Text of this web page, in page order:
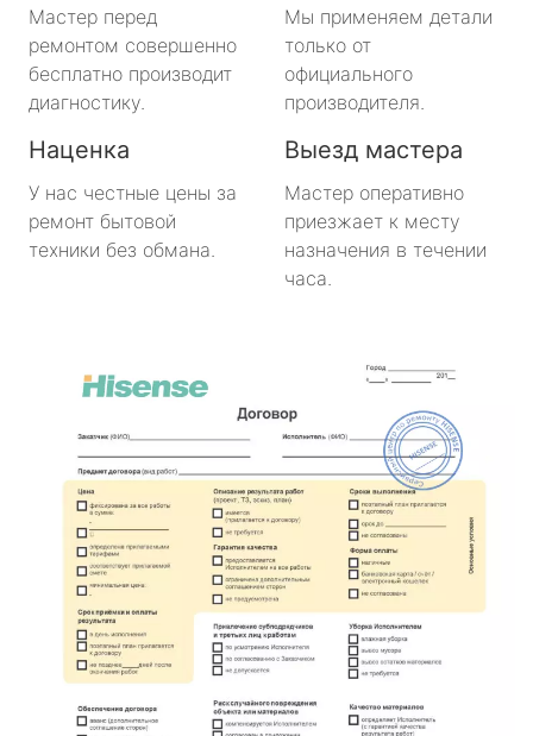
Мастер перед
ремонтом совершенно
бесплатно производит
диагностику.
Мы применяем детали
только от
официального
производителя.
Наценка
У нас честные цены за
ремонт бытовой
техники без обмана.
Выезд мастера
Мастер оперативно
приезжает к месту
назначения в течении
часа.